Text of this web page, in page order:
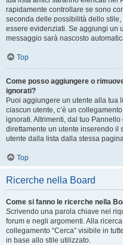
rapidamente controllare se sono
seconda delle possibilità dello
essere evidenziati. Se aggiungi un
messaggio sarà nascosto
Top
Come posso aggiungere o
ignorati?
Puoi aggiungere un utente alla tua
ciascun utente, c’è un
ignorati. Altrimenti, dal tuo
direttamente un utente inserendo il
utente dalla lista dalla stessa
Top
Ricerche nella Board
Come si fanno le ricerche nella
Scrivendo una parola chiave nel
forum e negli argomenti. Alla
collegamento “Cerca” visibile in
in base allo stile utilizzato.